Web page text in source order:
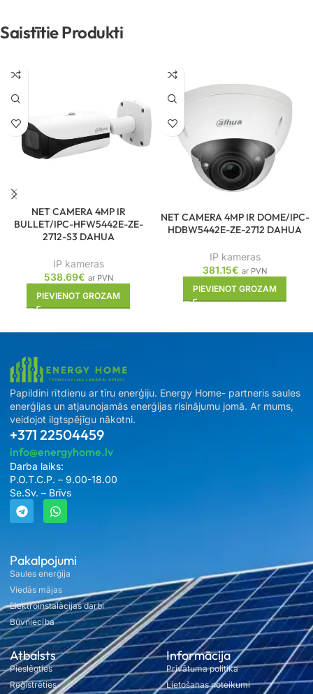
Saistītie Produkti
NET CAMERA 4MP IR
BULLET/IPC-HFW5442E-ZE-
2712-S3 DAHUA
IP kameras
538.69€ ar PVN
PIEVIENOT GROZAM
NET CAMERA 4MP IR DOME/IPC-
HDBW5442E-ZE-2712 DAHUA
IP kameras
381.15€ ar PVN
PIEVIENOT GROZAM
Pakalpojumi
Saules enerģija
Viedās mājas
Elektroinstalācijas darbi
Būvniecība
Atbalsts
Pieslēgties
Reģistrēties
Informācija
Privātuma politika
Lietošanas noteikumi
Papildini rītdienu ar tīru enerģiju. Energy Home- partneris saules
enerģijas un atjaunojamās enerģijas risinājumu jomā. Ar mums,
veidojot ilgtspējīgu nākotni.
+371 22504459
info@energyhome.lv
Darba laiks:
P.O.T.C.P. – 9.00-18.00
Se.Sv. – Brīvs